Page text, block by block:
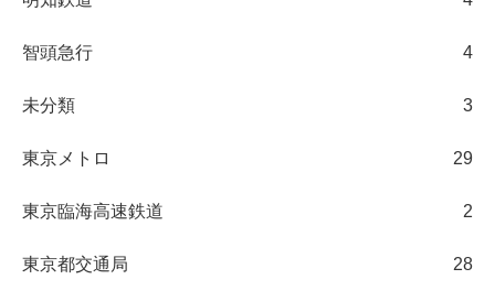
智頭急行 4
未分類 3
東京メトロ 29
東京臨海高速鉄道 2
東京都交通局 28